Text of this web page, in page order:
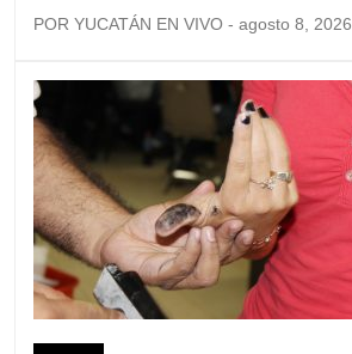
POR YUCATÁN EN VIVO - agosto 8, 2026